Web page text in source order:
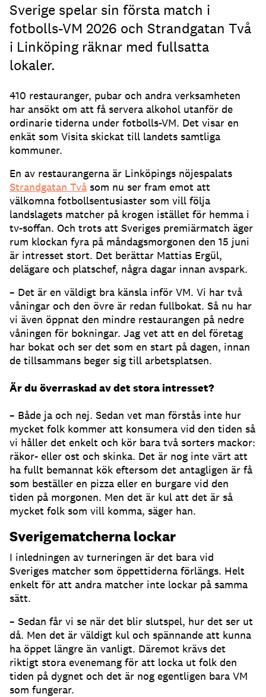
Sverige spelar sin första match i
fotbolls-VM 2026 och Strandgatan Två
i Linköping räknar med fullsatta
lokaler.
410 restauranger, pubar och andra verksamheten
har ansökt om att få servera alkohol utanför de
ordinarie tiderna under fotbolls-VM. Det visar en
enkät som Visita skickat till landets samtliga
kommuner.
En av restaurangerna är Linköpings nöjespalats
Strandgatan Två som nu ser fram emot att
välkomna fotbollsentusiaster som vill följa
landslagets matcher på krogen istället för hemma i
tv-soffan. Och trots att Sveriges premiärmatch äger
rum klockan fyra på måndagsmorgonen den 15 juni
är intresset stort. Det berättar Mattias Ergül,
delägare och platschef, några dagar innan avspark.
– Det är en väldigt bra känsla inför VM. Vi har två
våningar och den övre är redan fullbokat. Så nu har
vi även öppnat den mindre restaurangen på nedre
våningen för bokningar. Jag vet att en del företag
har bokat och ser det som en start på dagen, innan
de tillsammans beger sig till arbetsplatsen.
Är du överraskad av det stora intresset?
– Både ja och nej. Sedan vet man förstås inte hur
mycket folk kommer att konsumera vid den tiden så
vi håller det enkelt och kör bara två sorters mackor:
räkor- eller ost och skinka. Det är nog inte värt att
ha fullt bemannat kök eftersom det antagligen är få
som beställer en pizza eller en burgare vid den
tiden på morgonen. Men det är kul att det är så
mycket folk som vill komma, säger han.
Sverigematcherna lockar
I inledningen av turneringen är det bara vid
Sveriges matcher som öppettiderna förlängs. Helt
enkelt för att andra matcher inte lockar på samma
sätt.
– Sedan får vi se när det blir slutspel, hur det ser ut
då. Men det är väldigt kul och spännande att kunna
ha öppet längre än vanligt. Däremot krävs det
riktigt stora evenemang för att locka ut folk den
tiden på dygnet och det är nog egentligen bara VM
som fungerar.